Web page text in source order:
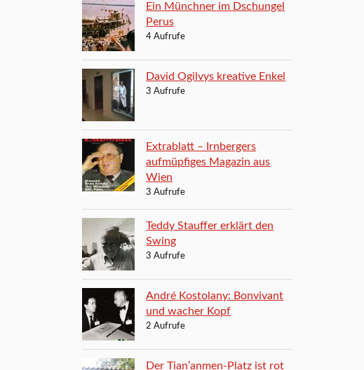
Ein Münchner im Dschungel
Perus
4 Aufrufe
David Ogilvys kreative Enkel
3 Aufrufe
Extrablatt – Irnbergers
aufmüpfiges Magazin aus
Wien
3 Aufrufe
Teddy Stauffer erklärt den
Swing
3 Aufrufe
André Kostolany: Bonvivant
und wacher Kopf
2 Aufrufe
Der Tian’anmen-Platz ist rot